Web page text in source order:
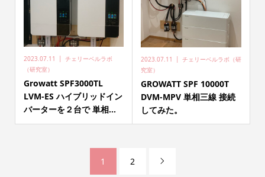
2023.07.11
チェリーベルラボ
（研究室）
Growatt SPF3000TL
LVM-ES ハイブリッドイン
バーターを２台で 単相...
2023.07.11
チェリーベルラボ（研
究室）
GROWATT SPF 10000T
DVM-MPV 単相三線 接続
してみた。
1 2 